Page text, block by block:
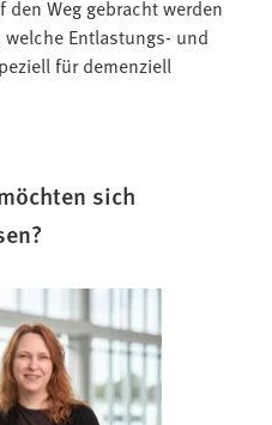
den Weg gebracht werden
Entlastungs- und
für demenziell
sich